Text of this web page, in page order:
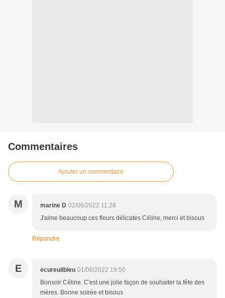
Commentaires
Ajouter un commentaire
M marine D 02/06/2022 11:28
J'aime beaucoup ces fleurs délicates Céline, merci et bisous
Répondre
E ecureuilbleu 01/06/2022 19:50
Bonsoir Céline. C'est une jolie façon de souhaiter la fête des
mères. Bonne soirée et bisous